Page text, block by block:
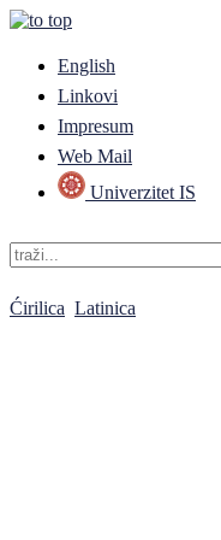
English
Linkovi
Impresum
Web Mail
Univerzitet IS
Ćirilica Latinica